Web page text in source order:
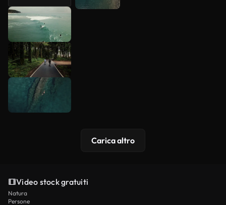
Carica altro
Video stock gratuiti
Natura
Persone